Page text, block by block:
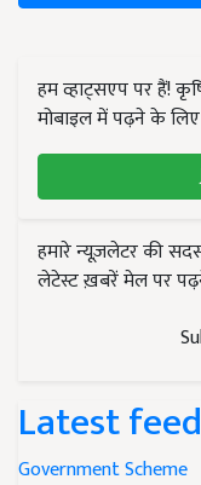
हम व्हाट्सएप पर हैं!
मोबाइल में पढ़ने के
हमारे न्यूज़लेटर की
लेटेस्ट ख़बरें मेल पर
Latest
Government Scheme